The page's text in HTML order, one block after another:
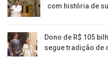
com história de
Dono de R$ 105
segue tradição de